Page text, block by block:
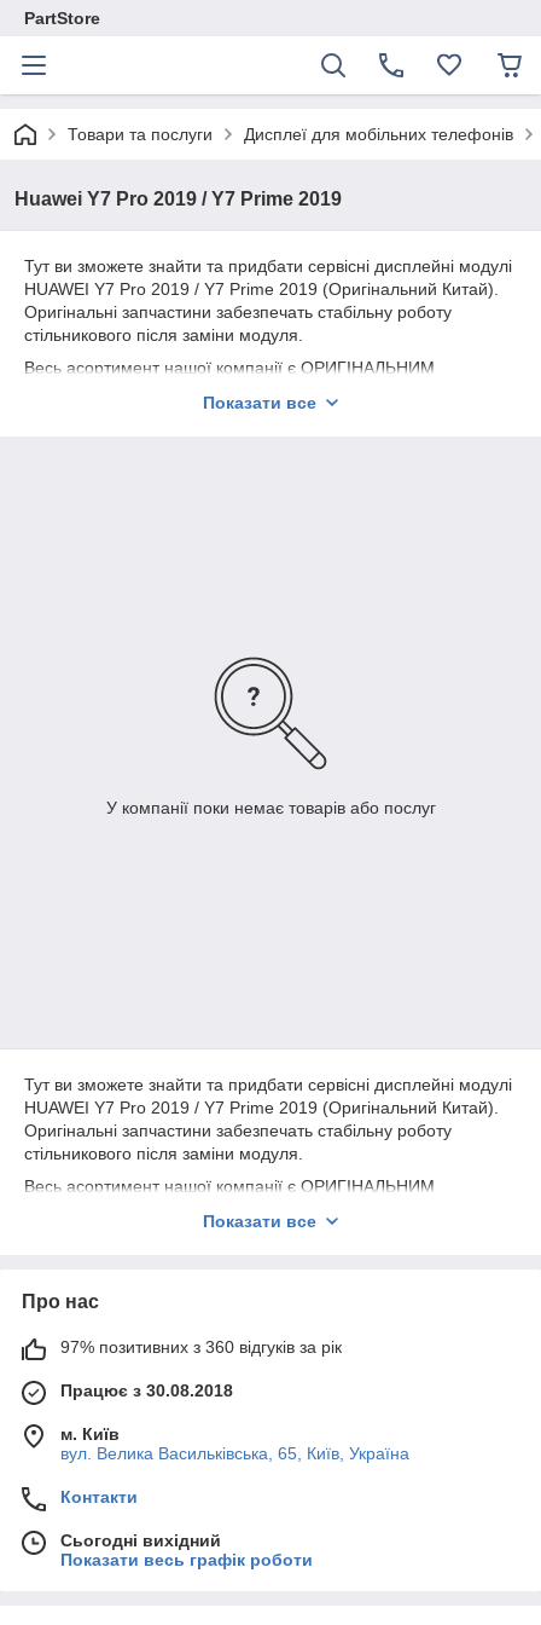
PartStore
Товари та послуги Дисплеї для мобільних телефонів
Huawei Y7 Pro 2019 / Y7 Prime 2019
Тут ви зможете знайти та придбати сервісні дисплейні модулі
HUAWEI Y7 Pro 2019 / Y7 Prime 2019 (Оригінальний Китай).
Оригінальні запчастини забезпечать стабільну роботу
стільникового після заміни модуля.
Весь асортимент нашої компанії є ОРИГІНАЛЬНИМ
Показати все
У компанії поки немає товарів або послуг
Тут ви зможете знайти та придбати сервісні дисплейні модулі
HUAWEI Y7 Pro 2019 / Y7 Prime 2019 (Оригінальний Китай).
Оригінальні запчастини забезпечать стабільну роботу
стільникового після заміни модуля.
Весь асортимент нашої компанії є ОРИГІНАЛЬНИМ
Показати все
Про нас
97% позитивних з 360 відгуків за рік
Працює з 30.08.2018
м. Київ
вул. Велика Васильківська, 65, Київ, Україна
Контакти
Сьогодні вихідний
Показати весь графік роботи